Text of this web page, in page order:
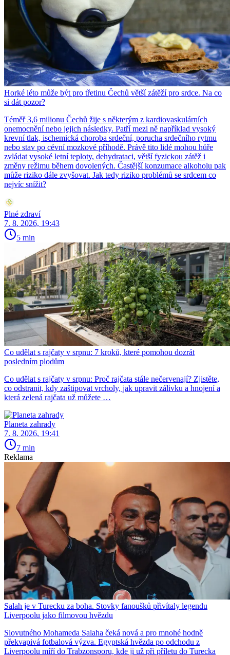
Horké léto může být pro třetinu Čechů větší zátěží pro srdce. Na co
si dát pozor?
Téměř 3,6 milionu Čechů žije s některým z kardiovaskulárních
onemocnění nebo jejich následky. Patří mezi ně například vysoký
krevní tlak, ischemická choroba srdeční, porucha srdečního rytmu
nebo stav po cévní mozkové příhodě. Právě tito lidé mohou hůře
zvládat vysoké letní teploty, dehydrataci, větší fyzickou zátěž i
změny režimu během dovolených. Častější konzumace alkoholu pak
může riziko dále zvyšovat. Jak tedy riziko problémů se srdcem co
nejvíc snížit?
Plné zdraví
7. 8. 2026, 19:43
5 min
Co udělat s rajčaty v srpnu: 7 kroků, které pomohou dozrát
posledním plodům
Co udělat s rajčaty v srpnu: Proč rajčata stále nečervenají? Zjistěte,
co odstranit, kdy zaštipovat vrcholy, jak upravit zálivku a hnojení a
která zelená rajčata už můžete …
Planeta zahrady
7. 8. 2026, 19:41
7 min
Reklama
Salah je v Turecku za boha. Stovky fanoušků přivítaly legendu
Liverpoolu jako filmovou hvězdu
Slovutného Mohameda Salaha čeká nová a pro mnohé hodně
překvapivá fotbalová výzva. Egyptská hvězda po odchodu z
Liverpoolu míří do Trabzonsporu, kde ji už při příletu do Turecka